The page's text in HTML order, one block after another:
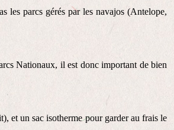
les parcs gérés par les navajos (Antelope,
Nationaux, il est donc important de bien
et un sac isotherme pour garder au frais le